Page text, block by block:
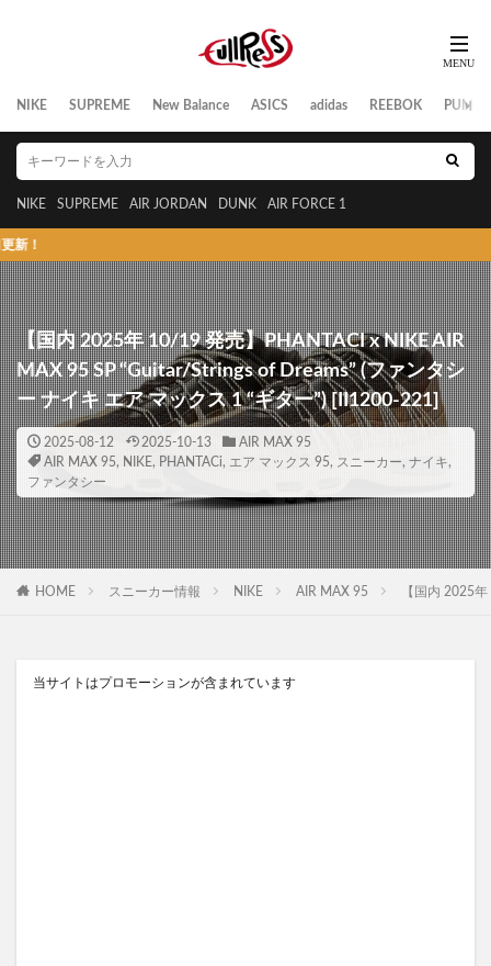
NIKE SUPREME New Balance ASICS adidas REEBOK PUMA
NIKE SUPREME AIR JORDAN DUNK AIR FORCE 1
【国内 2025年 10/19 発売】PHANTACI x NIKE AIR
MAX 95 SP “Guitar/Strings of Dreams” (ファンタシ
ー ナイキ エア マックス 1 “ギター”) [II1200-221]
2025-08-12 2025-10-13
AIR MAX 95
AIR MAX 95, NIKE, PHANTACi, エア マックス 95, スニーカー, ナイキ,
ファンタシー
HOME スニーカー情報 NIKE AIR MAX 95 【国内 2025
当サイトはプロモーションが含まれています